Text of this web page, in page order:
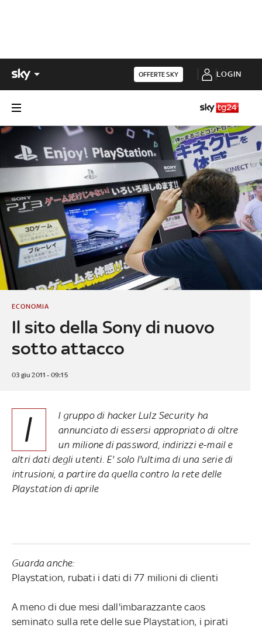
OFFERTE SKY LOGIN
Il sito della Sony di nuovo
sotto attacco
ECONOMIA
03 giu 2011 - 09:15
I
l gruppo di hacker Lulz Security ha
annunciato di essersi appropriato di oltre
un milione di password, indirizzi e-mail e
altri dati degli utenti. E' solo l'ultima di una serie di
intrusioni, a partire da quella contro la rete delle
Playstation di aprile
Guarda anche:
Playstation, rubati i dati di 77 milioni di clienti
A meno di due mesi dall'imbarazzante caos
seminato sulla rete delle sue Playstation, i pirati